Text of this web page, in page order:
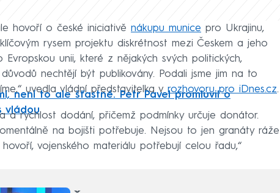
hovoří o české iniciativě nákupu munice pro Ukrajinu,
rysem projektu diskrétnost mezi Českem a jeho
Evropskou unii, které z nějakých svých politických,
nechtějí být publikovány. Podali jsme jim na to
uvedla vládní představitelka v rozhovoru pro iDnes.cz.
není to ale šťastné. Petr Pavel promluvil o
vládou
a rychlost dodání, přičemž podmínky určuje donátor.
na bojišti potřebuje. Nejsou to jen granáty ráže
vojenského materiálu potřebují celou řadu,“